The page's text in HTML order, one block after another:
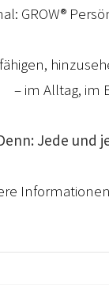
GROW®
– im Alltag, im
Jede und